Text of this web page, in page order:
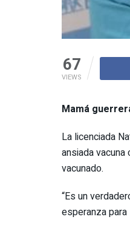
67
VIEWS
Mamá
La licenciada
ansiada
vacunado.
“Es un
esperanza